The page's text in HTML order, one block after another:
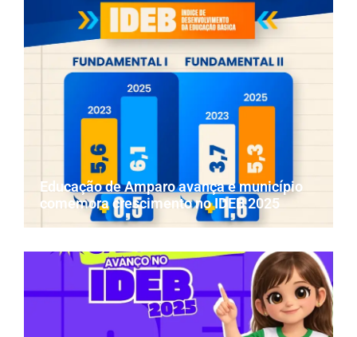
Educação de Amparo avança e município
comemora crescimento no IDEB 2025